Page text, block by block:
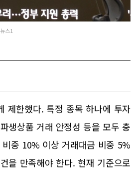
스1
제한했다. 특정 종목 하나에 투자
생상품 거래 안정성 등을 모두 충
중 10% 이상 거래대금 비중 5%
을 만족해야 한다. 현재 기준으로